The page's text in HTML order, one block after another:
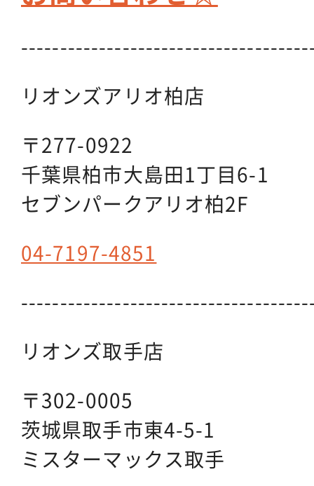
リオンズアリオ柏店
〒277-0922
千葉県柏市大島田1丁目6-1
セブンパークアリオ柏2F
04-7197-4851
リオンズ取手店
〒302-0005
茨城県取手市東4-5-1
ミスターマックス取手